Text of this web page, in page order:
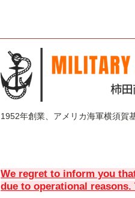
1952年創業、アメリカ海軍横須賀
We regret to inform you
due to operational